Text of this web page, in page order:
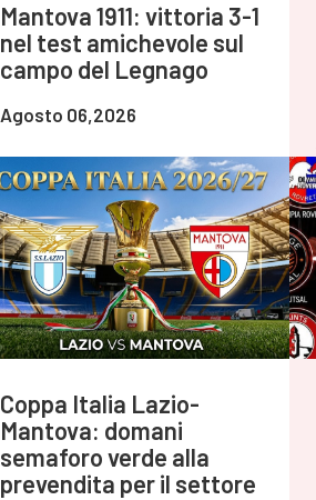
Mantova 1911: vittoria 3-1
nel test amichevole sul
campo del Legnago
Agosto 06,2026
Coppa Italia Lazio-
Mantova: domani
semaforo verde alla
prevendita per il settore